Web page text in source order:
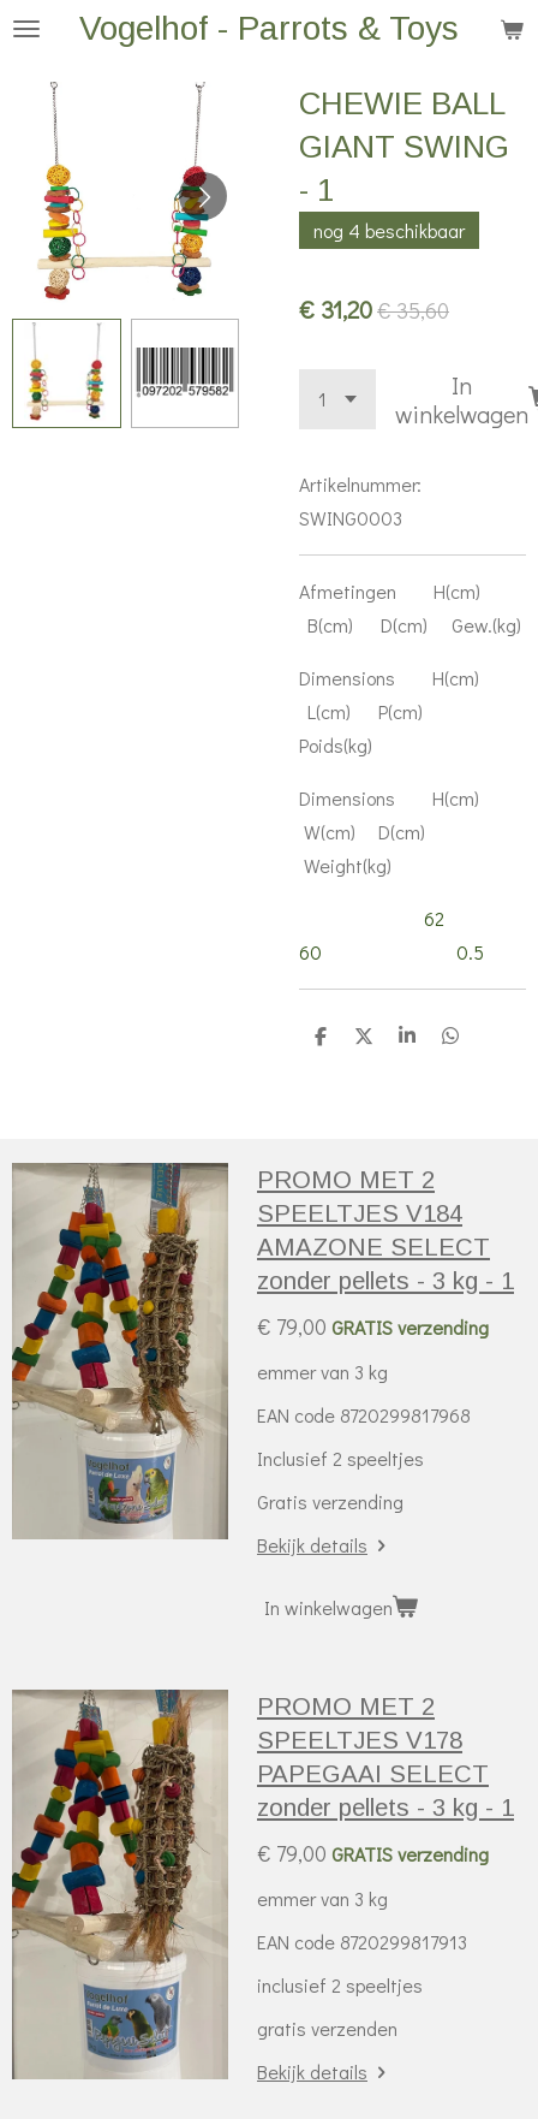
Ga
hoofdinhoud
Vogelhof - Parrots & Toys
CHEWIE BALL
GIANT SWING
- 1
nog 4 beschikbaar
€ 31,20€ 35,60
In
winkelwagen
Artikelnummer:
SWING0003
Afmetingen H(cm)
B(cm) D(cm) Gew.(kg)
Dimensions H(cm)
L(cm) P(cm)
Poids(kg)
Dimensions H(cm)
W(cm) D(cm)
Weight(kg)
62
60 0.5
D
D
S
D
PROMO MET 2
SPEELTJES V184
AMAZONE SELECT
zonder pellets - 3 kg - 1
€ 79,00 GRATIS verzending
emmer van 3 kg
EAN code 8720299817968
Inclusief 2 speeltjes
Gratis verzending
Bekijk details
In winkelwagen
PROMO MET 2
SPEELTJES V178
PAPEGAAI SELECT
zonder pellets - 3 kg - 1
€ 79,00 GRATIS verzending
emmer van 3 kg
EAN code 8720299817913
inclusief 2 speeltjes
gratis verzenden
Bekijk details